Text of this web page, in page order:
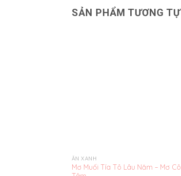
SẢN PHẨM TƯƠNG TỰ
ĂN XANH
Mơ Muối Tía Tô Lâu Năm – Mơ Cô